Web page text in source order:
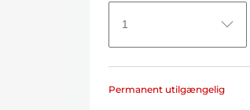
1
Permanent utilgængelig